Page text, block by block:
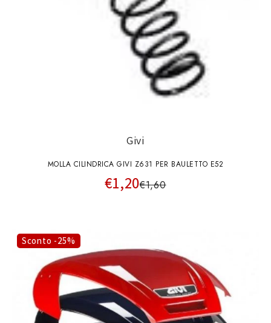
Givi
MOLLA CILINDRICA GIVI Z631 PER BAULETTO E52
€1,20€1,60
Sconto -25%